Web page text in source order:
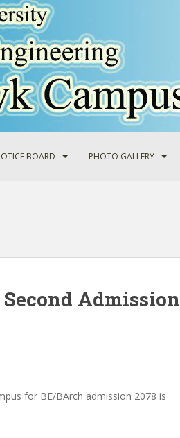
BOARD PHOTO GALLERY
Admission
for BE/BArch admission 2078 is